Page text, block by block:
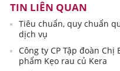
TIN LIÊN QUAN
Tiêu chuẩn, quy chuẩn
dịch vụ
Công ty CP Tập đoàn
phẩm Kẹo rau củ Kera